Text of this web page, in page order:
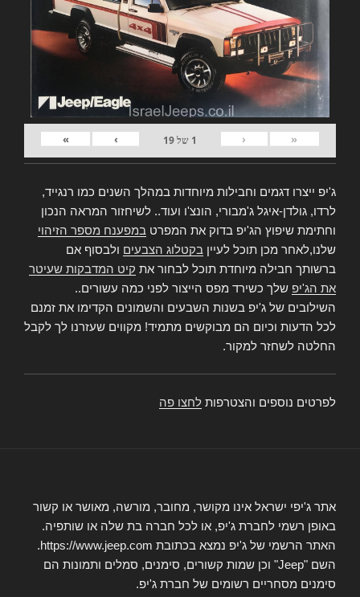
«
‹
1 של19
›
»
ג'יפ ייצרו דגמים וחבילות מיוחדות במהלך השנים כמו רנגייד,
לרדו, גולדן-איגל ג'מבורי, הונצ'ו ועוד.. לשיחזור המראה הנכון
וחתימת שיפוץ הג'יפ בדוק את המפרט במפענח מספר הזיהוי
שלנו,לאחר מכן תוכל לעיין בקטלוג הצבעים ולבסוף אם
ברשותך חבילה מיוחדת תוכל לבחור את קיט המדבקות שעיטר
את הג'יפ שלך כשירד מפס הייצור לפני כמה עשורים..
השילובים של ג'יפ בשנות השבעים והשמונים הקדימו את זמנם
לכל הדעות וכיום הם מבוקשים מתמיד! מקווים שעזרנו לך לקבל
החלטה לשחזר למקור.
לפרטים נוספים והצטרפות לחצו פה
אתר ג'יפי ישראל אינו מקושר, מחובר, מורשה, מאושר או קשור
באופן רשמי לחברת ג'יפ, או לכל חברה בת שלה או שותפיה.
האתר הרשמי של ג'יפ נמצא בכתובת https://www.jeep.com.
השם "Jeep" וכן שמות קשורים, סימנים, סמלים ותמונות הם
סימנים מסחריים רשומים של חברת ג'יפ.